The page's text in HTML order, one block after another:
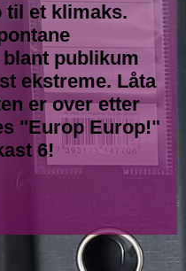
til et klimaks.
publikum
ekstreme. Låta
er over etter
"Europ Europ!"
6!